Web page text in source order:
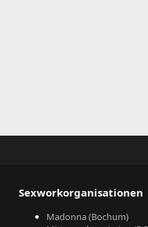
Sexworkorganisationen
Madonna (Bochum)